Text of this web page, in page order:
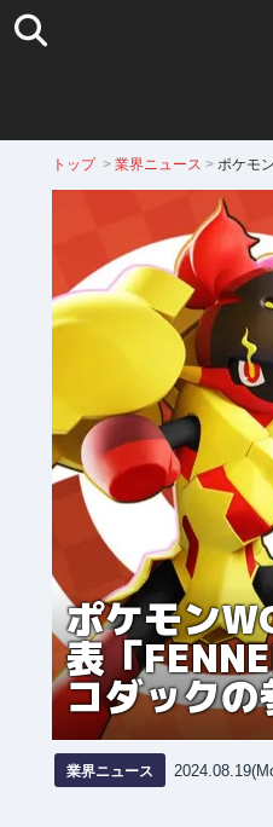
トップ > 業界ニュース > ポケモ
ポケモン
表「
コダック
業界ニュース